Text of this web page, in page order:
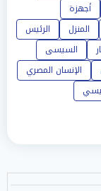
أجهزة
المنزل
الرئيس
السيسى
الإنسان المصري